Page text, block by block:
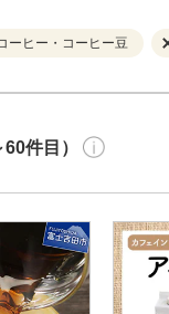
ーヒー・コーヒー豆
解除
件目）